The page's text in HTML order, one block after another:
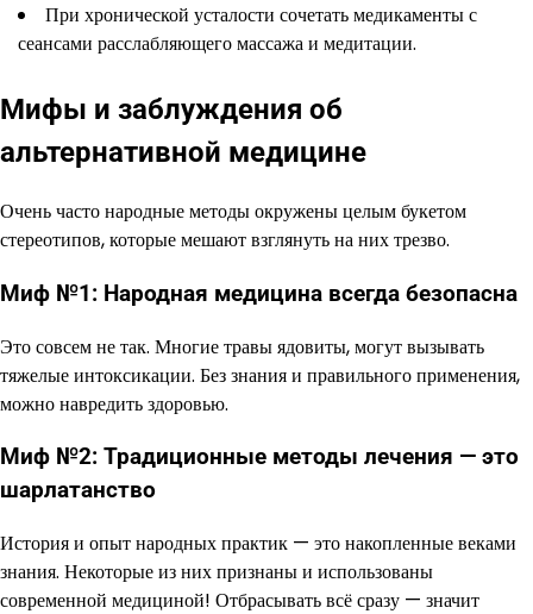
При хронической усталости сочетать медикаменты с
сеансами расслабляющего массажа и медитации.
Мифы и заблуждения об
альтернативной медицине
Очень часто народные методы окружены целым букетом
стереотипов, которые мешают взглянуть на них трезво.
Миф №1: Народная медицина всегда безопасна
Это совсем не так. Многие травы ядовиты, могут вызывать
тяжелые интоксикации. Без знания и правильного применения,
можно навредить здоровью.
Миф №2: Традиционные методы лечения — это
шарлатанство
История и опыт народных практик — это накопленные веками
знания. Некоторые из них признаны и использованы
современной медициной! Отбрасывать всё сразу — значит